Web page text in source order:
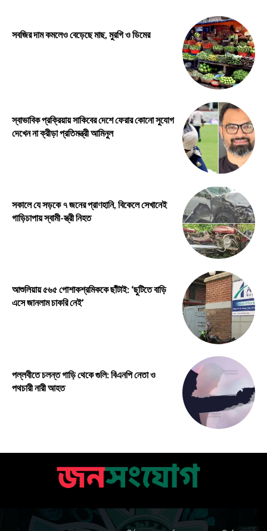
সবজির দাম কমলেও বেড়েছে মাছ, মুরগি ও ডিমের
স্বাভাবিক প্রক্রিয়ায় সাকিবের দেশে ফেরার কোনো সুযোগ
দেখেন না ক্রীড়া প্রতিমন্ত্রী আমিনুল
সকালে যে সড়কে ৭ জনের প্রাণহানি, বিকেলে সেখানেই
গাড়িচাপায় স্বামী-স্ত্রী নিহত
আশুলিয়ায় ৫৬৫ পোশাকশ্রমিককে ছাঁটাই: ‘ছুটিতে বাড়ি
এসে জানলাম চাকরি নেই’
পল্লবীতে চলন্ত গাড়ি থেকে গুলি: বিএনপি নেতা ও
পথচারী নারী আহত